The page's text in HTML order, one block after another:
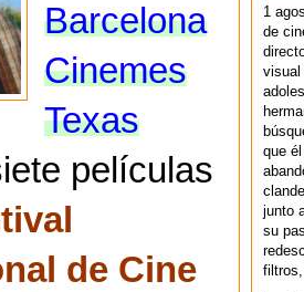
Barcelona
Cinemes
Texas
películas
de Cine
1
de
visual
que
junto
su
filtros,